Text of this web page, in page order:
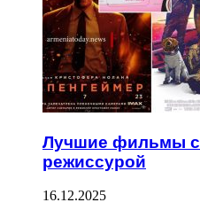
Лучшие фильмы с
режиссурой
16.12.2025